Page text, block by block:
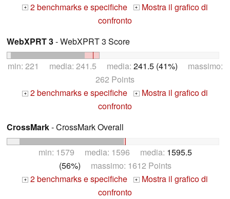
+ 2 benchmarks e specifiche + Mostra il grafico di
confronto
WebXPRT 3- WebXPRT 3 Score
min: 221 media: 241.5 media: 241.5 (41%) massimo:
262 Points
+ 2 benchmarks e specifiche + Mostra il grafico di
confronto
CrossMark- CrossMark Overall
min: 1579 media: 1596 media: 1595.5
(56%) massimo: 1612 Points
+ 2 benchmarks e specifiche + Mostra il grafico di
confronto